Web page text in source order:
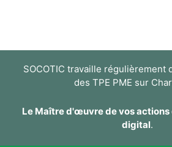
SOCOTIC travaille régulièrement
des TPE PME sur
Le Maître d'œuvre de vos
digital.